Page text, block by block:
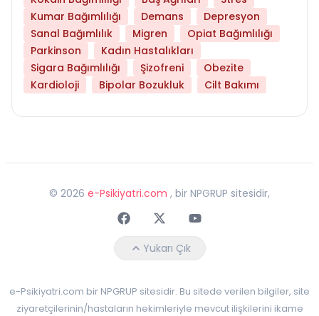
Kumar Bağımlılığı
Demans
Depresyon
Sanal Bağımlılık
Migren
Opiat Bağımlılığı
Parkinson
Kadın Hastalıkları
Sigara Bağımlılığı
Şizofreni
Obezite
Kardioloji
Bipolar Bozukluk Cilt Bakımı
© 2026 e-Psikiyatri.com , bir NPGRUP sitesidir,
FaceebokTwitterYoutube
Yukarı Çık
e-Psikiyatri.com bir NPGRUP sitesidir. Bu sitede verilen bilgiler, site
ziyaretçilerinin/hastaların hekimleriyle mevcut ilişkilerini ikame